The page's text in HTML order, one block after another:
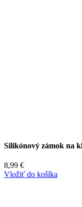
Silikónový zámok na
8,99 €
Vložiť do košíka